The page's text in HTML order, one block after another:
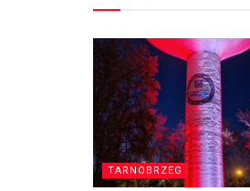
TARNOBRZEG